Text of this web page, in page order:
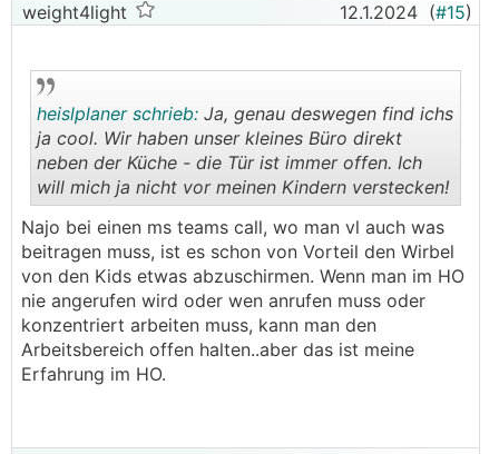
weight4light 12.1.2024 (#15)
..
heislplaner schrieb: Ja, genau deswegen find ichs
ja cool. Wir haben unser kleines Büro direkt
neben der Küche - die Tür ist immer offen. Ich
will mich ja nicht vor meinen Kindern verstecken!
Najo bei einen ms teams call, wo man vl auch was
beitragen muss, ist es schon von Vorteil den Wirbel
von den Kids etwas abzuschirmen. Wenn man im HO
nie angerufen wird oder wen anrufen muss oder
konzentriert arbeiten muss, kann man den
Arbeitsbereich offen halten..aber das ist meine
Erfahrung im HO.